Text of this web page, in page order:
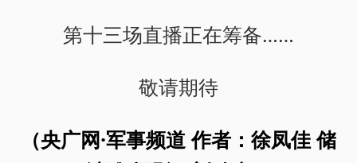
第十三场直播正在筹备……
敬请期待
（央广网·军事频道 作者：徐凤佳 储